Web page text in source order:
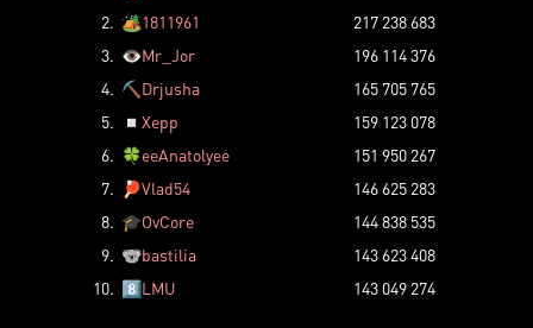
2. 🏕️1811961
217 238 683
3. 👁️Mr_Jor
196 114 376
4. ⛏️ Drjusha
165 705 765
5.
◽ Xepp
159 123 078
6. 🍀eeAnatolyee
151 950 267
7.
🏓Vlad54
146 625 283
8. 🎓OvCore
144 838 535
9. 🐨bastilia
143 623 408
10. 8️⃣LMU 143 049 274